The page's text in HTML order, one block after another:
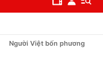
Người Việt bốn phương